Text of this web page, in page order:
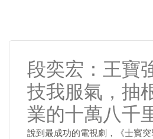
段奕宏：王寶
技我服氣，抽
業的十萬八千
說到最成功的電視劇，《士賓